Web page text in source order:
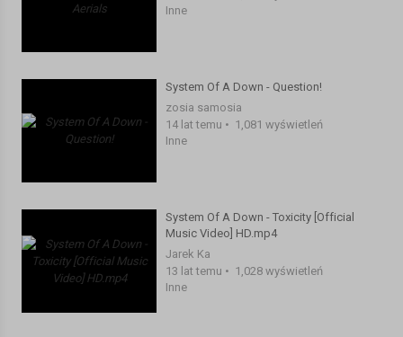
Inne
System Of A Down - Question!
zosia samosia
14 lat temu • 1,081 wyświetleń
Inne
System Of A Down - Toxicity [Official
Music Video] HD.mp4
Jarek Ka
13 lat temu • 1,028 wyświetleń
Inne